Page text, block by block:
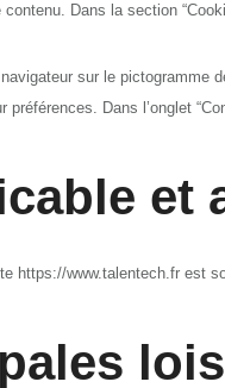
Dans la section
sur le
préférences. Dans l’onglet
https://www.talentech.fr